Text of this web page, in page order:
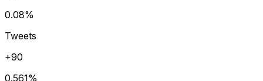
0.08%
Tweets
+90
0.561%